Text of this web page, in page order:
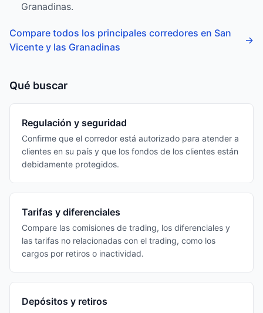
Granadinas.
Compare todos los principales corredores en San
Vicente y las Granadinas
→
Qué buscar
Regulación y seguridad
Confirme que el corredor está autorizado para atender a
clientes en su país y que los fondos de los clientes están
debidamente protegidos.
Tarifas y diferenciales
Compare las comisiones de trading, los diferenciales y
las tarifas no relacionadas con el trading, como los
cargos por retiros o inactividad.
Depósitos y retiros